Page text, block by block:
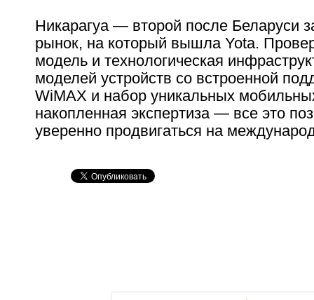
Никарагуа — второй после Беларуси
рынок, на который вышла Yota.
модель и технологическая
моделей устройств со встроенной
WiMAX и набор уникальных
накопленная экспертиза — все это
уверенно продвигаться на